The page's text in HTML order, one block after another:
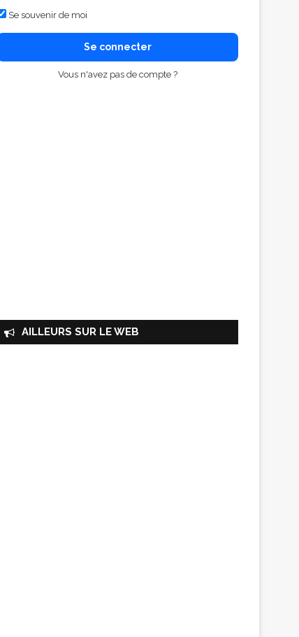
Se souvenir de moi
Se connecter
Vous n'avez pas de compte ?
AILLEURS SUR LE WEB